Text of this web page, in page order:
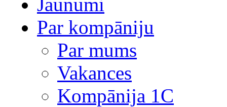
Par kompāniju
Par mums
Vakances
Kompānija 1С